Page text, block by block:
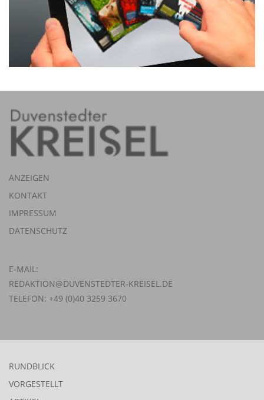
ANZEIGEN
KONTAKT
IMPRESSUM
DATENSCHUTZ
E-MAIL:
REDAKTION@DUVENSTEDTER-KREISEL.DE
TELEFON: +49 (0)40 3259 3670
RUNDBLICK
VORGESTELLT